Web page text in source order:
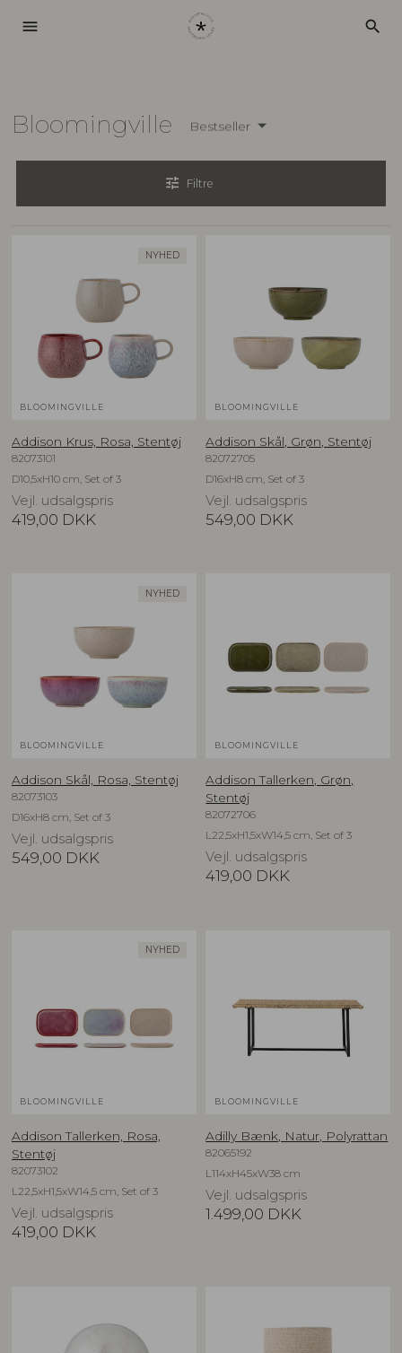
menu search
Bloomingville Bestseller
tune Filtre
NYHED
BLOOMINGVILLE
Addison Krus, Rosa, Stentøj
82073101
D10,5xH10 cm, Set of 3
Vejl. udsalgspris
419,00 DKK
BLOOMINGVILLE
Addison Skål, Grøn, Stentøj
82072705
D16xH8 cm, Set of 3
Vejl. udsalgspris
549,00 DKK
NYHED
BLOOMINGVILLE
Addison Skål, Rosa, Stentøj
82073103
D16xH8 cm, Set of 3
Vejl. udsalgspris
549,00 DKK
BLOOMINGVILLE
Addison Tallerken, Grøn,
Stentøj
82072706
L22,5xH1,5xW14,5 cm, Set of 3
Vejl. udsalgspris
419,00 DKK
NYHED
BLOOMINGVILLE
Addison Tallerken, Rosa,
Stentøj
82073102
L22,5xH1,5xW14,5 cm, Set of 3
Vejl. udsalgspris
419,00 DKK
BLOOMINGVILLE
Adilly Bænk, Natur, Polyrattan
82065192
L114xH45xW38 cm
Vejl. udsalgspris
1.499,00 DKK